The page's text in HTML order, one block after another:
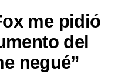
me pidió
del
negué”